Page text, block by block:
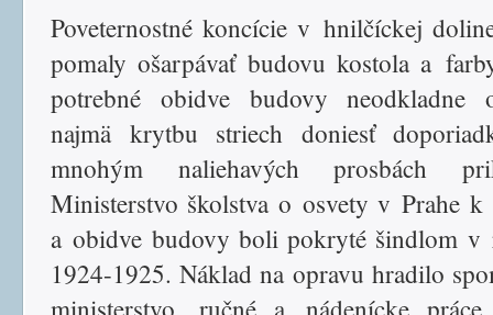
Poveternostné koncície v hnilčíckej
pomaly ošarpávať budovu kostola a
potrebné obidve budovy neodkladne
najmä krytbu striech doniesť
mnohým naliehavých prosbách
Ministerstvo školstva o osvety v Prahe
a obidve budovy boli pokryté šindlom v
1924-1925. Náklad na opravu hradilo